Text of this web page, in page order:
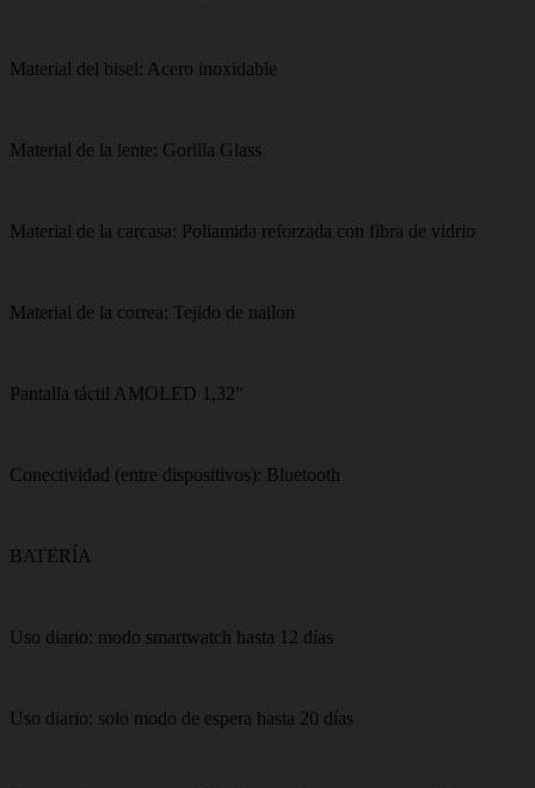
Material del bisel: Acero inoxidable
Material de la lente: Gorilla Glass
Material de la carcasa: Poliamida reforzada con fibra de vidrio
Material de la correa: Tejido de nailon
Pantalla táctil AMOLED 1,32”
Conectividad (entre dispositivos): Bluetooth
BATERÍA
Uso diario: modo smartwatch hasta 12 días
Uso diario: solo modo de espera hasta 20 días